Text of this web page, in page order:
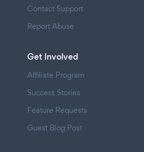
Contact Support
Report Abuse
Get Involved
Affiliate Program
Success Stories
Feature Requests
Guest Blog Post